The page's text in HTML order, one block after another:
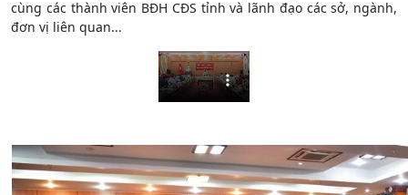
cùng các thành viên BĐH CĐS tỉnh và lãnh đạo các sở, ngành,
đơn vị liên quan...